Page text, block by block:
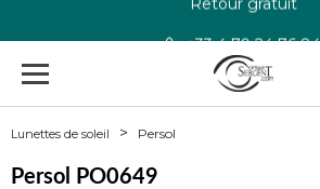
+33 4 79 24 76 84
Lunettes de soleil Persol
Persol PO0649